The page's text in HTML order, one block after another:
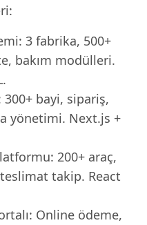
3 fabrika, 500+
bakım modülleri.
300+ bayi, sipariş,
yönetimi. Next.js +
200+ araç,
takip. React
Online ödeme,